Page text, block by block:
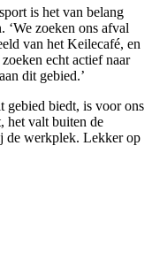
is het van belang
‘We zoeken ons afval
van het Keilecafé, en
echt actief naar
dit gebied.’
gebied biedt, is voor ons
het valt buiten de
de werkplek. Lekker op